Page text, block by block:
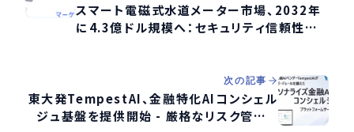
スマート電磁式水道メーター市場、2032年
に4.3億ドル規模へ：セキュリティ信頼性向
次の記事
東大発TempestAI、金融特化AIコンシェル
ジュ基盤を提供開始 - 厳格なリスク管理と